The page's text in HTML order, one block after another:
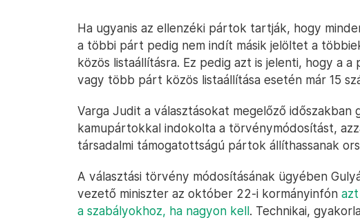
Ha ugyanis az ellenzéki pártok tartják, hogy
a többi párt pedig nem indít másik jelöltet a
közös listaállításra. Ez pedig azt is jelenti, hogy a
vagy több párt közös listaállítása esetén már 15
Varga Judit a választásokat megelőző időszakban
kamupártokkal indokolta a törvénymódosítást,
társadalmi támogatottságú pártok állíthassanak
A választási törvény módosításának ügyében
vezető miniszter az október 22-i kormányinfón
a szabályokhoz, ha nagyon kell. Technikai,